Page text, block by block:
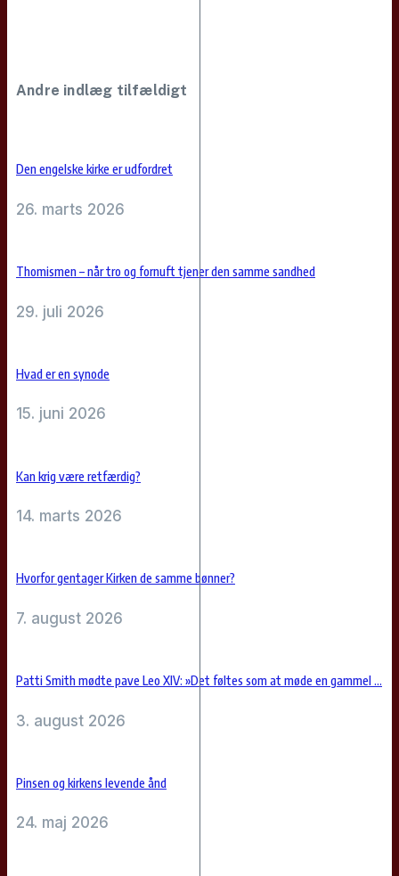
Andre indlæg tilfældigt
Den engelske kirke er udfordret
26. marts 2026
Thomismen – når tro og fornuft tjener den samme sandhed
29. juli 2026
Hvad er en synode
15. juni 2026
Kan krig være retfærdig?
14. marts 2026
Hvorfor gentager Kirken de samme bønner?
7. august 2026
Patti Smith mødte pave Leo XIV: »Det føltes som at møde en gammel ...
3. august 2026
Pinsen og kirkens levende ånd
24. maj 2026